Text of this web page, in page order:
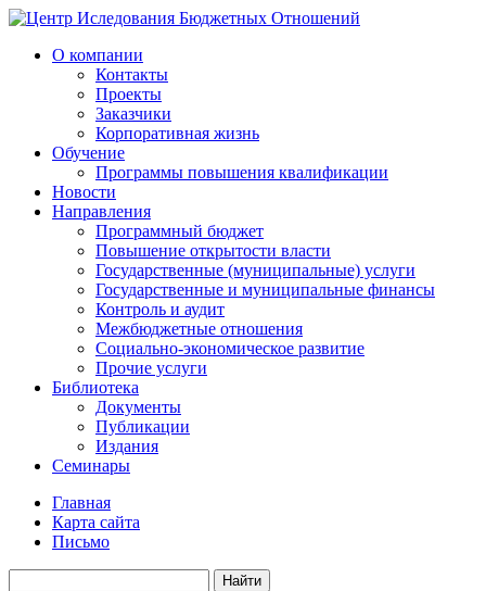
О компании
Контакты
Проекты
Заказчики
Корпоративная жизнь
Обучение
Программы повышения квалификации
Новости
Направления
Программный бюджет
Повышение открытости власти
Государственные (муниципальные) услуги
Государственные и муниципальные финансы
Контроль и аудит
Межбюджетные отношения
Социально-экономическое развитие
Прочие услуги
Библиотека
Документы
Публикации
Издания
Семинары
Главная
Карта сайта
Письмо